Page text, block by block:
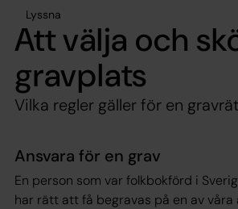
Lyssna
Att välja och
gravplats
Vilka regler gäller för en
Ansvara för en grav
En person som var folkbokförd i
har rätt att få begravas på en av våra